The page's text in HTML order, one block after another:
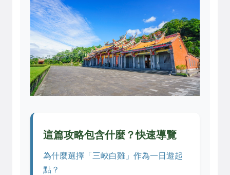
這篇攻略包含什麼？快速導覽
為什麼選擇「三峽白雞」作為一日遊起
點？